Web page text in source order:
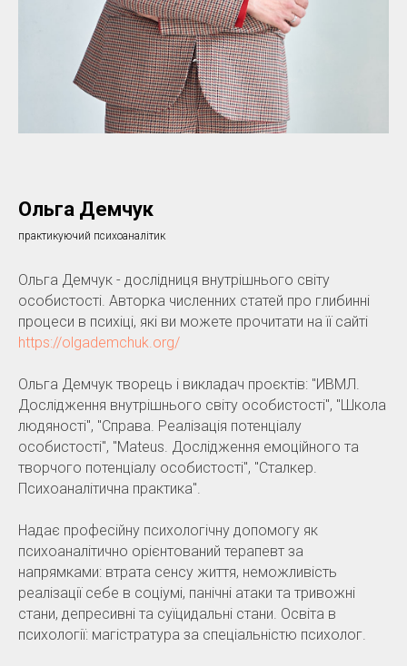
Ольга Демчук
практикуючий психоаналітик
Ольга Демчук - дослідниця внутрішнього світу
особистості. Авторка численних статей про глибинні
процеси в психіці, які ви можете прочитати на її сайті
https://olgademchuk.org/
Ольга Демчук творець і викладач проєктів: "ИВМЛ.
Дослідження внутрішнього світу особистості", "Школа
людяності", "Справа. Реалізація потенціалу
особистості", "Mateus. Дослідження емоційного та
творчого потенціалу особистості", "Сталкер.
Психоаналітична практика".
Надає професійну психологічну допомогу як
психоаналітично орієнтований терапевт за
напрямками: втрата сенсу життя, неможливість
реалізації себе в соціумі, панічні атаки та тривожні
стани, депресивні та суїцидальні стани. Освіта в
психології: магістратура за спеціальністю психолог.